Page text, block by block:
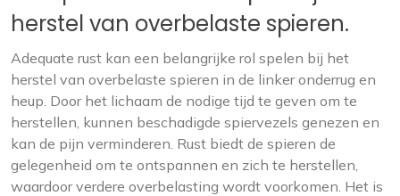
herstel van overbelaste spieren.
Adequate rust kan een belangrijke rol spelen bij het
herstel van overbelaste spieren in de linker onderrug en
heup. Door het lichaam de nodige tijd te geven om te
herstellen, kunnen beschadigde spiervezels genezen en
kan de pijn verminderen. Rust biedt de spieren de
gelegenheid om te ontspannen en zich te herstellen,
waardoor verdere overbelasting wordt voorkomen. Het is